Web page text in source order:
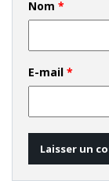
Nom *
E-mail *